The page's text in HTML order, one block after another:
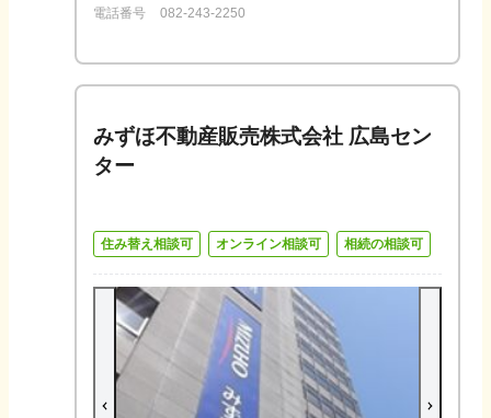
電話番号
082-243-2250
みずほ不動産販売株式会社 広島セン
ター
住み替え相談可 オンライン相談可 相続の相談可